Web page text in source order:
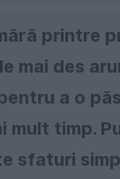
printre
mai des
a o
mult timp.
sfaturi